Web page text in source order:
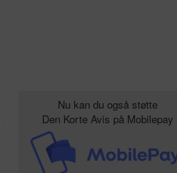
Nu kan du også støtte
Den Korte Avis på Mobilepay